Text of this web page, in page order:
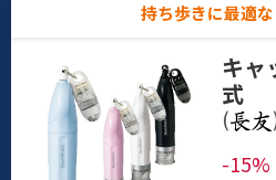
持ち歩きに最適な
キャ
式
(
-15%